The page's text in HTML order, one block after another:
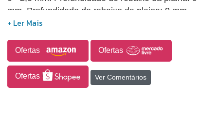
mm. Profundidade de rebaixo da plaina: 9 mm.
Ofertas Ofertas
Ofertas Ver Comentários